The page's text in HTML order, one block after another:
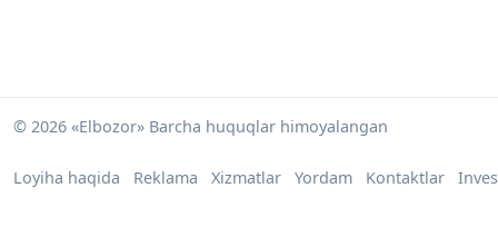
© 2026 «Elbozor» Barcha huquqlar himoyalangan
Loyiha haqida Reklama Xizmatlar Yordam Kontaktlar